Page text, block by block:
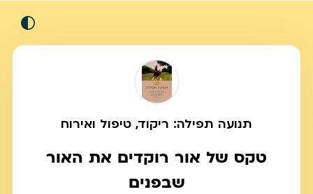
תנועה תפילה: ריקוד, טיפול ואירוח
טקס של אור רוקדים את האור
שבפנים